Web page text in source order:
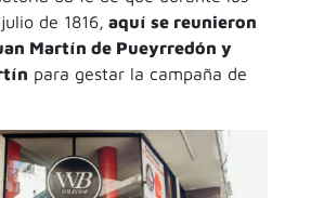
de 1816, aquí se reunieron
Martín de Pueyrredón y
para gestar la campaña de